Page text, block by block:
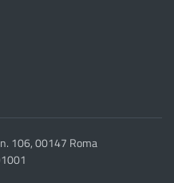
106, 00147 Roma